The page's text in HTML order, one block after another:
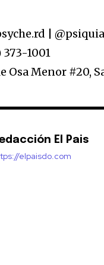
|
1001
Osa Menor #20,
El Pais
elpaisdo.com